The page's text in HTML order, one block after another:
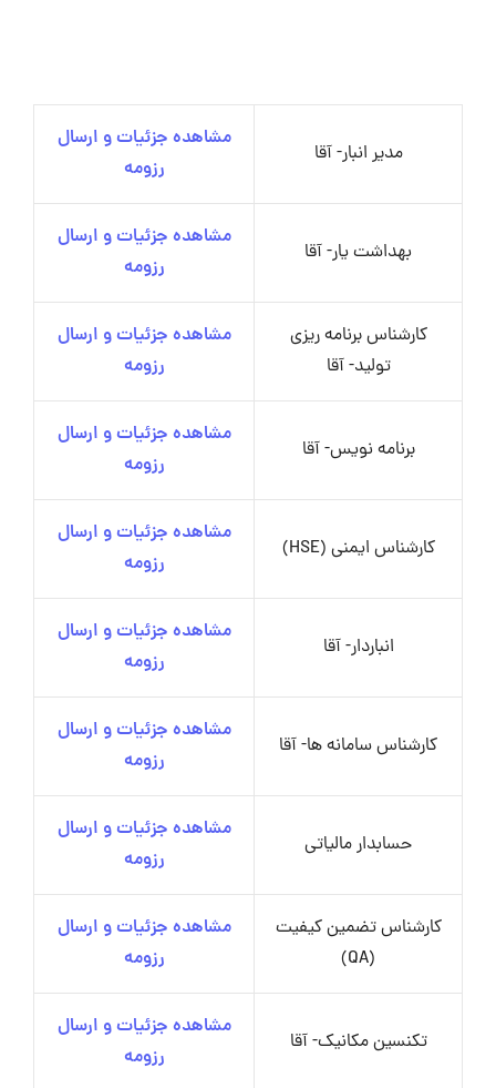
مدیر انبار- آقا
مشاهده جزئیات و ارسال
رزومه
بهداشت یار- آقا
مشاهده جزئیات و ارسال
رزومه
کارشناس برنامه ریزی
تولید- آقا
مشاهده جزئیات و ارسال
رزومه
برنامه نویس- آقا
مشاهده جزئیات و ارسال
رزومه
کارشناس ایمنی (HSE)
مشاهده جزئیات و ارسال
رزومه
انباردار- آقا
مشاهده جزئیات و ارسال
رزومه
کارشناس سامانه ها- آقا
مشاهده جزئیات و ارسال
رزومه
حسابدار مالیاتی
مشاهده جزئیات و ارسال
رزومه
کارشناس تضمین کیفیت
(QA)
مشاهده جزئیات و ارسال
رزومه
تکنسین مکانیک- آقا
مشاهده جزئیات و ارسال
رزومه